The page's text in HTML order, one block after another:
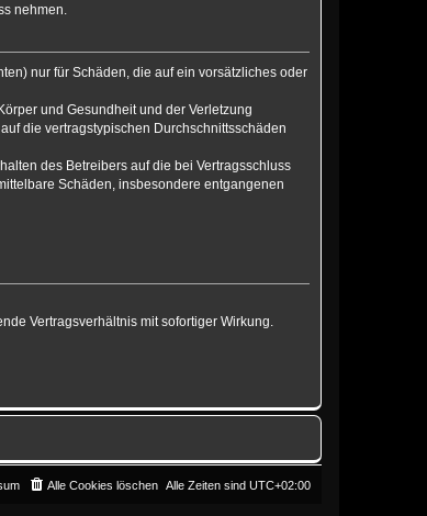
nehmen.
nur für Schäden, die auf ein vorsätzliches oder
und Gesundheit und der Verletzung
die vertragstypischen Durchschnittsschäden
des Betreibers auf die bei Vertragsschluss
Schäden, insbesondere entgangenen
Vertragsverhältnis mit sofortiger Wirkung.
Alle Zeiten sind UTC+02:00
Alle Cookies löschen